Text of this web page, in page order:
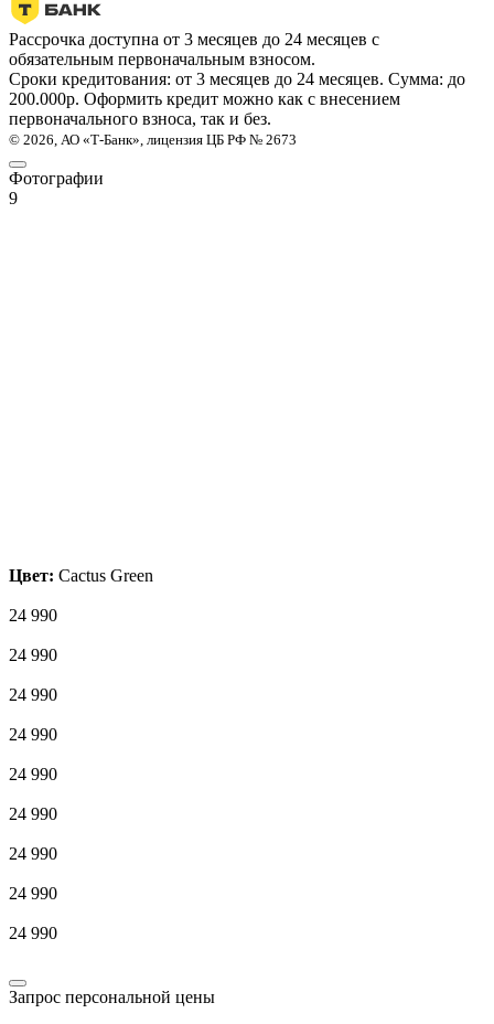
Рассрочка доступна от 3 месяцев до 24 месяцев с
обязательным первоначальным взносом.
Сроки кредитования: от 3 месяцев до 24 месяцев. Сумма: до
200.000р. Оформить кредит можно как с внесением
первоначального взноса, так и без.
© 2026, АО «Т-Банк», лицензия ЦБ РФ № 2673
Фотографии
9
Цвет: Cactus Green
24 990
24 990
24 990
24 990
24 990
24 990
24 990
24 990
24 990
Запрос персональной цены